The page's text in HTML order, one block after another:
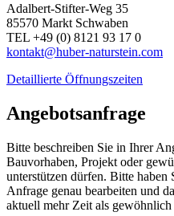
Adalbert-Stifter-Weg 35
85570 Markt Schwaben
TEL +49 (0) 8121 93 17 0
kontakt@huber-naturstein.com
Detaillierte Öffnungszeiten
Angebotsanfrage
Bitte beschreiben Sie in Ihrer
Bauvorhaben, Projekt oder
unterstützen dürfen. Bitte haben
Anfrage genau bearbeiten und
aktuell mehr Zeit als